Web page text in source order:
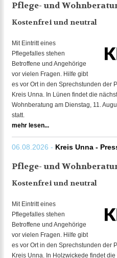
Pflege- und
Kostenfrei und neutral
Mit Eintritt eines
Pflegefalles stehen
Betroffene und Angehörige
vor vielen Fragen. Hilfe gibt
es vor Ort in den Sprechstunden der
Kreis Unna. In Lünen findet die
Wohnberatung am Dienstag, 11.
statt.
mehr lesen...
06.08.2026 - Kreis Unna -
Pflege- und
Kostenfrei und neutral
Mit Eintritt eines
Pflegefalles stehen
Betroffene und Angehörige
vor vielen Fragen. Hilfe gibt
es vor Ort in den Sprechstunden der
Kreis Unna. In Holzwickede findet